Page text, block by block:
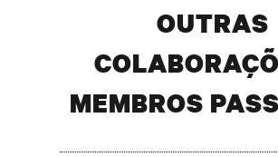
OUTRAS
MEMBROS